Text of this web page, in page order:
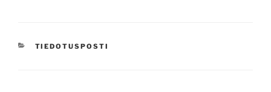
KATEGORIAT
TIEDOTUSPOSTI